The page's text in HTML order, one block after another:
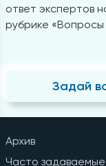
ответ экспертов
рубрике «Вопросы
Задай
Архив
Часто